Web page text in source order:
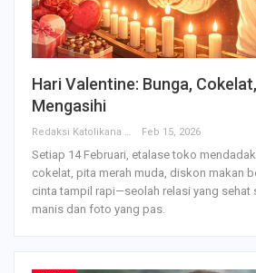
Hari Valentine: Bunga,
Mengasihi
Redaksi Katolikana Feb 15, 2026
Setiap 14 Februari, etalase toko
cokelat, pita merah muda, diskon makan
cinta tampil rapi—seolah relasi yang sehat
manis dan foto yang pas.